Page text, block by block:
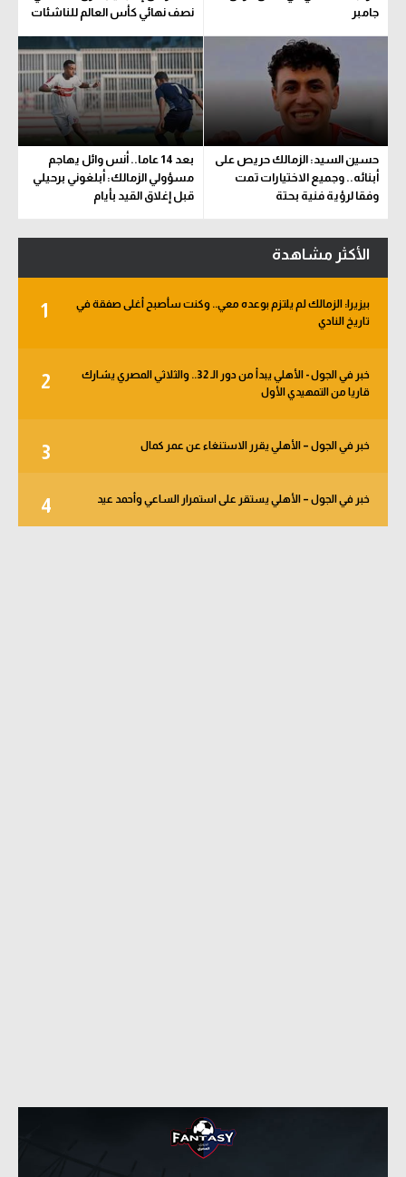
جامبر
نصف نهائي كأس العالم للناشئات
حسين السيد: الزمالك حريص على
أبنائه.. وجميع الاختيارات تمت
وفقا لرؤية فنية بحتة
بعد 14 عاما.. أنس وائل يهاجم
مسؤولي الزمالك: أبلغوني برحيلي
قبل إغلاق القيد بأيام
الأكثر مشاهدة
1
بيزيرا: الزمالك لم يلتزم بوعده معي.. وكنت سأصبح أغلى صفقة في
تاريخ النادي
2
خبر في الجول - الأهلي يبدأ من دور الـ 32.. والثلاثي المصري يشارك
قاريا من التمهيدي الأول
3 خبر في الجول – الأهلي يقرر الاستنغاء عن عمر كمال
4 خبر في الجول – الأهلي يستقر على استمرار الساعي وأحمد عيد